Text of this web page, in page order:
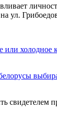
или холодное
свидетелем